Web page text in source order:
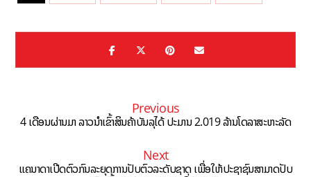
Previous
4 ເດືອນຜ່ານມາ ລາວນຳເຂົ້າສິນຄ້າບັນລຸໄດ້ ປະມານ 2.019 ລ້ານໂດລາສະຫະລັດ
Next
ແຄນາດາເປີດຕົວກົນລະຍຸດການປັບຕົວລະດັບຊາດ ເພື່ອໃຫ້ປະຊາຊົນສາມາດປັບ